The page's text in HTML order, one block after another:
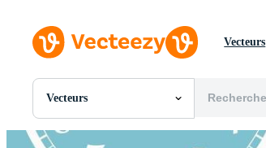
Vecteurs
Vecteurs
Toutes Images